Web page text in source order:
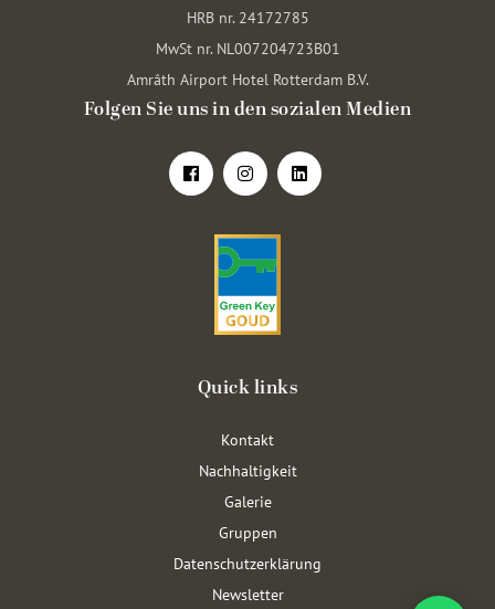
HRB nr. 24172785
MwSt nr. NL007204723B01
Amrâth Airport Hotel Rotterdam B.V.
Folgen Sie uns in den sozialen Medien
Quick links
Kontakt
Nachhaltigkeit
Galerie
Gruppen
Datenschutzerklärung
Newsletter